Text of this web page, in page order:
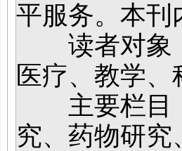
平服务。本刊
读者对象：
医疗、教学
主要栏目：
究、药物研